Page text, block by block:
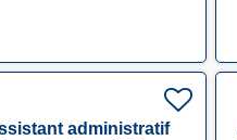
administratif